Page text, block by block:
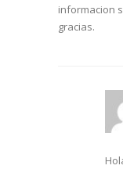
informacion
gracias.